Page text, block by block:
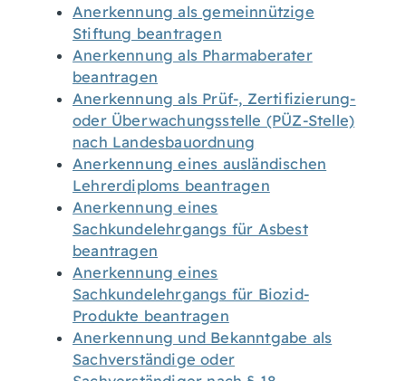
Anerkennung als gemeinnützige
Stiftung beantragen
Anerkennung als Pharmaberater
beantragen
Anerkennung als Prüf-, Zertifizierung-
oder Überwachungsstelle (PÜZ-Stelle)
nach Landesbauordnung
Anerkennung eines ausländischen
Lehrerdiploms beantragen
Anerkennung eines
Sachkundelehrgangs für Asbest
beantragen
Anerkennung eines
Sachkundelehrgangs für Biozid-
Produkte beantragen
Anerkennung und Bekanntgabe als
Sachverständige oder